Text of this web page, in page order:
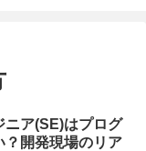
ニア(SE)はプログ
？開発現場のリア